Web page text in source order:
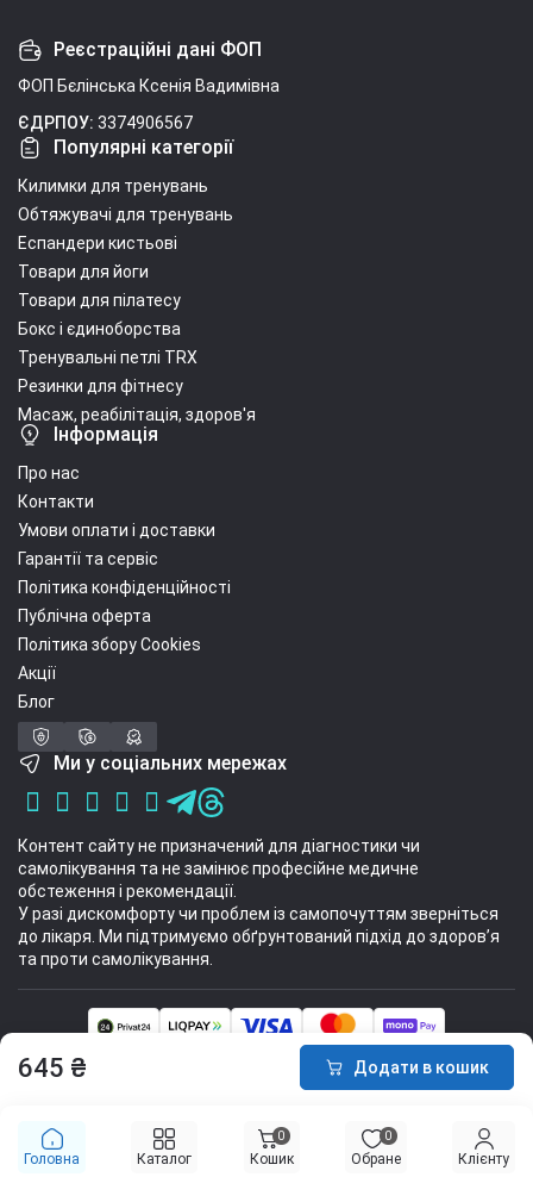
Головна Каталог
0
Кошик
0
Обране Клієнту
645 ₴ Додати в кошик
Реєстраційні дані ФОП
ФОП Бєлінська Ксенія Вадимівна
ЄДРПОУ: 3374906567
Популярні категорії
Килимки для тренувань
Обтяжувачі для тренувань
Еспандери кистьові
Товари для йоги
Товари для пілатесу
Бокс і єдиноборства
Тренувальні петлі TRX
Резинки для фітнесу
Масаж, реабілітація, здоров'я
Інформація
Про нас
Контакти
Умови оплати і доставки
Гарантії та сервіс
Політика конфіденційності
Публічна оферта
Політика збору Cookies
Акції
Блог
Ми у соціальних мережах
Контент сайту не призначений для діагностики чи
самолікування та не замінює професійне медичне
обстеження і рекомендації.
У разі дискомфорту чи проблем із самопочуттям зверніться
до лікаря. Ми підтримуємо обґрунтований підхід до здоров’я
та проти самолікування.
Інтернет-магазин спортивних товарів Sport Stuff 2014 - 2026 © Всі права